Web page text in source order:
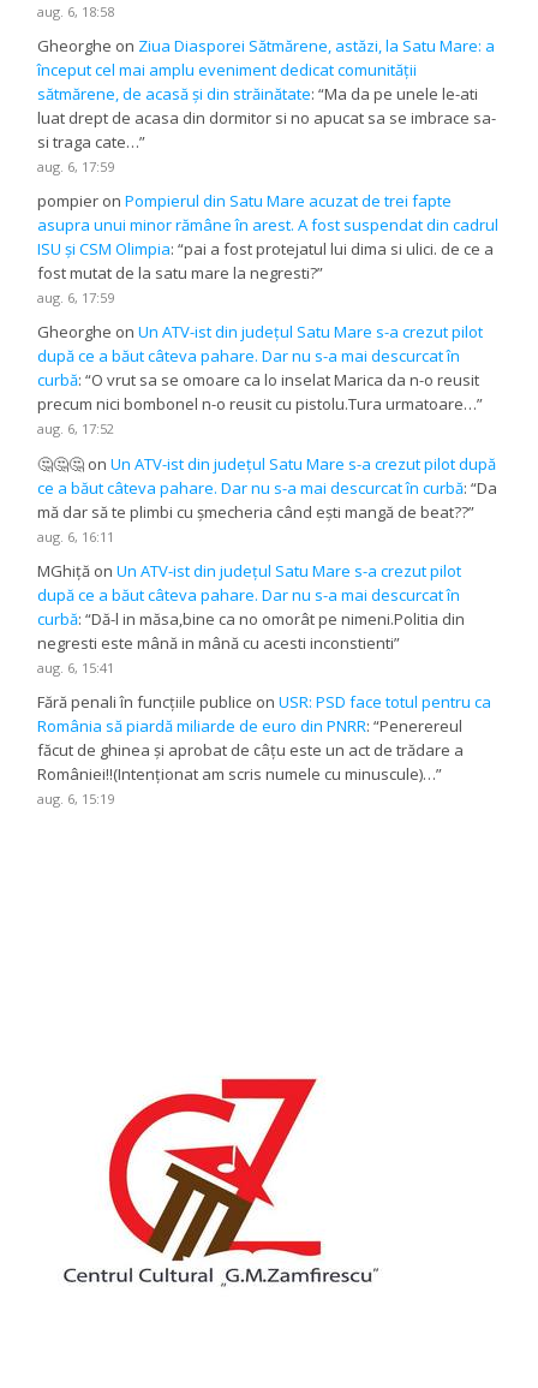
aug. 6, 18:58
Gheorghe on Ziua Diasporei Sătmărene, astăzi, la Satu Mare: a
început cel mai amplu eveniment dedicat comunității
sătmărene, de acasă și din străinătate: “Ma da pe unele le-ati
luat drept de acasa din dormitor si no apucat sa se imbrace sa-
si traga cate…”
aug. 6, 17:59
pompier onPompierul din Satu Mare acuzat de trei fapte
asupra unui minor rămâne în arest. A fost suspendat din cadrul
ISU și CSM Olimpia: “pai a fost protejatul lui dima si ulici. de ce a
fost mutat de la satu mare la negresti?”
aug. 6, 17:59
Gheorghe onUn ATV-ist din județul Satu Mare s-a crezut pilot
după ce a băut câteva pahare. Dar nu s-a mai descurcat în
curbă: “O vrut sa se omoare ca lo inselat Marica da n-o reusit
precum nici bombonel n-o reusit cu pistolu.Tura urmatoare…”
aug. 6, 17:52
🤔🤔🤔 onUn ATV-ist din județul Satu Mare s-a crezut pilot după
ce a băut câteva pahare. Dar nu s-a mai descurcat în curbă: “Da
mă dar să te plimbi cu șmecheria când ești mangă de beat??”
aug. 6, 16:11
MGhiță onUn ATV-ist din județul Satu Mare s-a crezut pilot
după ce a băut câteva pahare. Dar nu s-a mai descurcat în
curbă: “Dă-l in măsa,bine ca no omorât pe nimeni.Politia din
negresti este mână in mână cu acesti inconstienti”
aug. 6, 15:41
Fără penali în funcțiile publice onUSR: PSD face totul pentru ca
România să piardă miliarde de euro din PNRR: “Penerereul
făcut de ghinea și aprobat de câțu este un act de trădare a
României!!(Intenționat am scris numele cu minuscule)…”
aug. 6, 15:19